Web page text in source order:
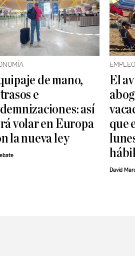
de mano,
e
así
volar en Europa
la nueva ley
EMPLEO
El
que
David